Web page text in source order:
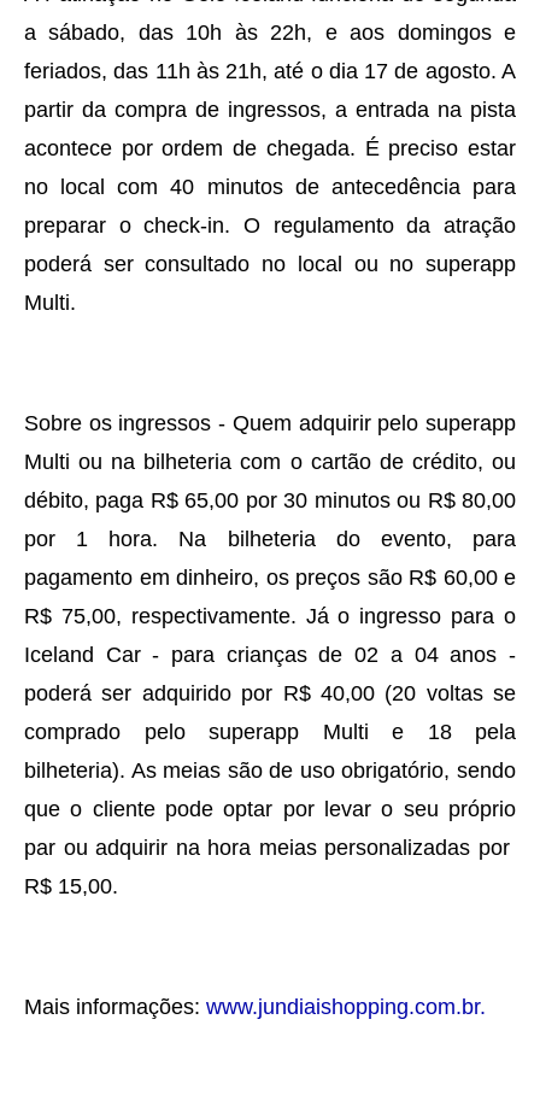
a sábado, das 10h às 22h, e aos domingos e
feriados, das 11h às 21h, até o dia 17 de agosto. A
partir da compra de ingressos, a entrada na pista
acontece por ordem de chegada. É preciso estar
no local com 40 minutos de antecedência para
preparar o check-in. O regulamento da atração
poderá ser consultado no local ou no superapp
Multi.
Sobre os ingressos - Quem adquirir pelo superapp
Multi ou na bilheteria com o cartão de crédito, ou
débito, paga R$ 65,00 por 30 minutos ou R$ 80,00
por 1 hora. Na bilheteria do evento, para
pagamento em dinheiro, os preços são R$ 60,00 e
R$ 75,00, respectivamente. Já o ingresso para o
Iceland Car - para crianças de 02 a 04 anos -
poderá ser adquirido por R$ 40,00 (20 voltas se
comprado pelo superapp Multi e 18 pela
bilheteria). As meias são de uso obrigatório, sendo
que o cliente pode optar por levar o seu próprio
par ou adquirir na hora meias personalizadas por
R$ 15,00.
Mais informações: www.jundiaishopping.com.br.